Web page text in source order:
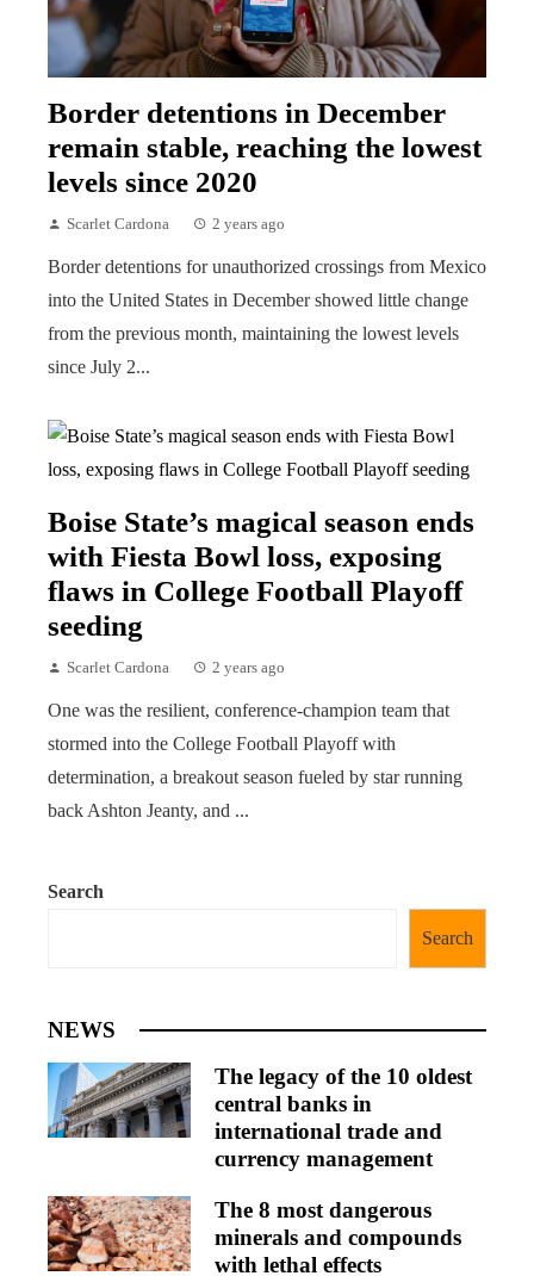
Border detentions in December
remain stable, reaching the lowest
levels since 2020
Scarlet Cardona 2 years ago
Border detentions for unauthorized crossings from Mexico
into the United States in December showed little change
from the previous month, maintaining the lowest levels
since July 2...
Boise State’s magical season ends
with Fiesta Bowl loss, exposing
flaws in College Football Playoff
seeding
Scarlet Cardona 2 years ago
One was the resilient, conference-champion team that
stormed into the College Football Playoff with
determination, a breakout season fueled by star running
back Ashton Jeanty, and ...
Search
Search
NEWS
The legacy of the 10 oldest
central banks in
international trade and
currency management
The 8 most dangerous
minerals and compounds
with lethal effects